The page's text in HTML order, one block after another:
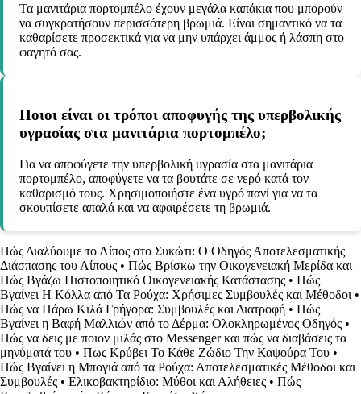
Τα μανιτάρια πορτομπέλο έχουν μεγάλα καπάκια που μπορούν
να συγκρατήσουν περισσότερη βρωμιά. Είναι σημαντικό να τα
καθαρίσετε προσεκτικά για να μην υπάρχει άμμος ή λάσπη στο
φαγητό σας.
Ποιοι είναι οι τρόποι αποφυγής της υπερβολικής
υγρασίας στα μανιτάρια πορτομπέλο;
Για να αποφύγετε την υπερβολική υγρασία στα μανιτάρια
πορτομπέλο, αποφύγετε να τα βουτάτε σε νερό κατά τον
καθαρισμό τους. Χρησιμοποιήστε ένα υγρό πανί για να τα
σκουπίσετε απαλά και να αφαιρέσετε τη βρωμιά.
Πώς Διαλύουμε το Λίπος στο Συκώτι: Ο Οδηγός Αποτελεσματικής
Διάσπασης του Λίπους • Πώς Βρίσκω την Οικογενειακή Μερίδα και
Πώς Βγάζω Πιστοποιητικό Οικογενειακής Κατάστασης • Πώς
Βγαίνει Η Κόλλα από Τα Ρούχα: Χρήσιμες Συμβουλές και Μέθοδοι •
Πώς να Πάρω Κιλά Γρήγορα: Συμβουλές και Διατροφή • Πώς
Βγαίνει η Βαφή Μαλλιών από το Δέρμα: Ολοκληρωμένος Οδηγός •
Πώς να δεις με ποιον μιλάς στο Messenger και πώς να διαβάσεις τα
μηνύματά του • Πως Κρύβει Το Κάθε Ζώδιο Την Καψούρα Του •
Πώς Βγαίνει η Μπογιά από τα Ρούχα: Αποτελεσματικές Μέθοδοι και
Συμβουλές • Ελικοβακτηρίδιο: Μύθοι και Αλήθειες • Πώς